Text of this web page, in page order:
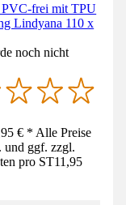
PVC-frei mit TPU
Lindyana 110 x
noch nicht
€ * Alle Preise
ggf. zzgl.
pro ST11,95